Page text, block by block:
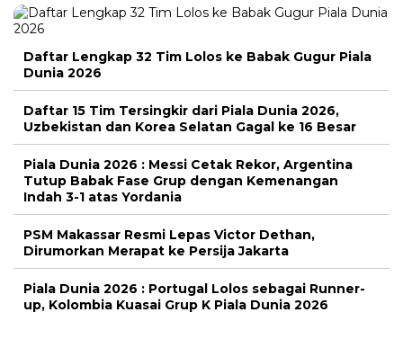
Daftar Lengkap 32 Tim Lolos ke Babak Gugur Piala
Dunia 2026
Daftar 15 Tim Tersingkir dari Piala Dunia 2026,
Uzbekistan dan Korea Selatan Gagal ke 16 Besar
Piala Dunia 2026 : Messi Cetak Rekor, Argentina
Tutup Babak Fase Grup dengan Kemenangan
Indah 3-1 atas Yordania
PSM Makassar Resmi Lepas Victor Dethan,
Dirumorkan Merapat ke Persija Jakarta
Piala Dunia 2026 : Portugal Lolos sebagai Runner-
up, Kolombia Kuasai Grup K Piala Dunia 2026